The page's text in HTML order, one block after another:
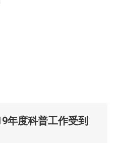
年度科普工作受到